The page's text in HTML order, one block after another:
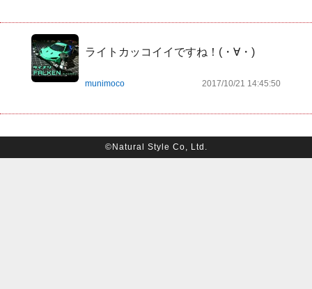
ライトカッコイイですね！(・∀・)
munimoco 2017/10/21 14:45:50
©Natural Style Co, Ltd.